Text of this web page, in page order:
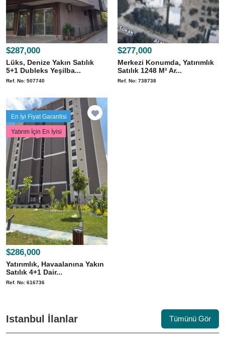
$287,000
Lüks, Denize Yakın Satılık
5+1 Dubleks Yeşilba...
Ref. No: 507740
$277,000
Merkezi Konumda, Yatırımlık
Satılık 1248 M² Ar...
Ref. No: 738738
En İyi Fiyat Garantisi
Yatırım İçin En İyisi
$286,000
Yatırımlık, Havaalanına Yakın
Satılık 4+1 Dair...
Ref. No: 616736
Istanbul İlanlar Tümünü Gör